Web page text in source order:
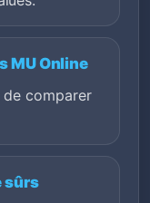
MU Online
comparer
sûrs